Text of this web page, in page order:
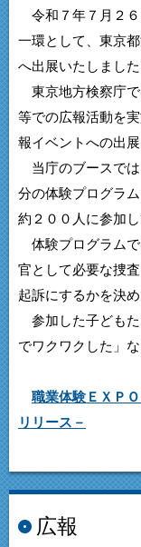
令和７年７月２６
一環として、東京
へ出展いたしました
東京地方検察庁で
等での広報活動を
報イベントへの出展
当庁のブースでは
分の体験プログラ
約２００人に参加
体験プログラムで
官として必要な捜
起訴にするかを決
参加した子どもた
でワクワクした」
職業体験ＥＸＰ
リリース－
広報